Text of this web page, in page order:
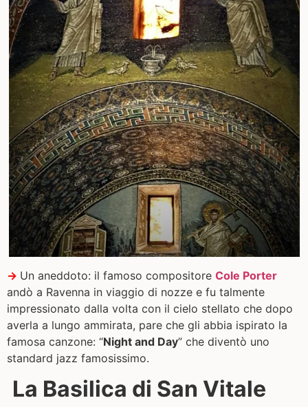
→ Un aneddoto: il famoso compositore Cole Porter
andò a Ravenna in viaggio di nozze e fu talmente
impressionato dalla volta con il cielo stellato che dopo
averla a lungo ammirata, pare che gli abbia ispirato la
famosa canzone: “Night and Day” che diventò uno
standard jazz famosissimo.
La Basilica di San Vitale